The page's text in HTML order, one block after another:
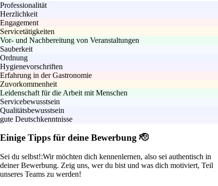
Professionalität
Herzlichkeit
Engagement
Servicetätigkeiten
Vor- und Nachbereitung von Veranstaltungen
Sauberkeit
Ordnung
Hygienevorschriften
Erfahrung in der Gastronomie
Zuvorkommenheit
Leidenschaft für die Arbeit mit Menschen
Servicebewusstsein
Qualitätsbewusstsein
gute Deutschkenntnisse
Einige Tipps für deine Bewerbung 🫡
Sei du selbst!:Wir möchten dich kennenlernen, also sei authentisch in
deiner Bewerbung. Zeig uns, wer du bist und was dich motiviert, Teil
unseres Teams zu werden!